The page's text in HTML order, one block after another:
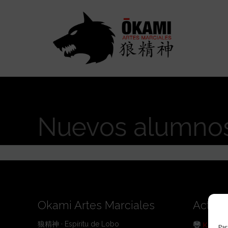
Nuevos
Okami Artes Marciales
狼精神 · Espíritu de Lobo
Karate